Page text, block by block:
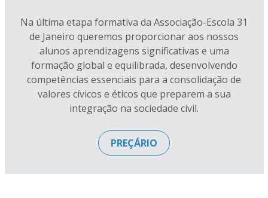
Na última etapa formativa da Associação-Escola 31
de Janeiro queremos proporcionar aos nossos
alunos aprendizagens significativas e uma
formação global e equilibrada, desenvolvendo
competências essenciais para a consolidação de
valores cívicos e éticos que preparem a sua
integração na sociedade civil.
PREÇÁRIO